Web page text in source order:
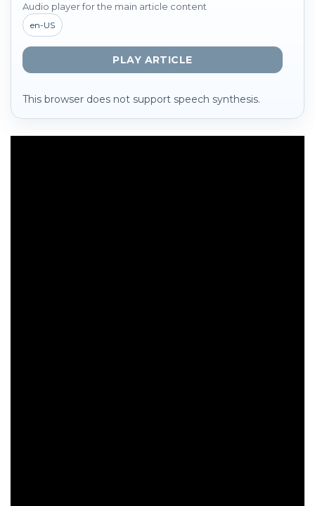
Audio player for the main article content
en-US
PLAY ARTICLE
This browser does not support speech synthesis.